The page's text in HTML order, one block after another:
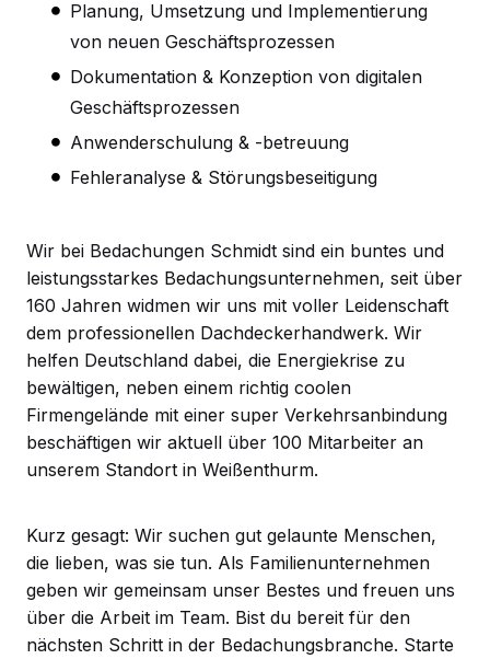
Planung, Umsetzung und Implementierung
von neuen Geschäftsprozessen
Dokumentation & Konzeption von digitalen
Geschäftsprozessen
Anwenderschulung & -betreuung
Fehleranalyse & Störungsbeseitigung
Wir bei Bedachungen Schmidt sind ein buntes und
leistungsstarkes Bedachungsunternehmen, seit über
160 Jahren widmen wir uns mit voller Leidenschaft
dem professionellen Dachdeckerhandwerk. Wir
helfen Deutschland dabei, die Energiekrise zu
bewältigen, neben einem richtig coolen
Firmengelände mit einer super Verkehrsanbindung
beschäftigen wir aktuell über 100 Mitarbeiter an
unserem Standort in Weißenthurm.
Kurz gesagt: Wir suchen gut gelaunte Menschen,
die lieben, was sie tun. Als Familienunternehmen
geben wir gemeinsam unser Bestes und freuen uns
über die Arbeit im Team. Bist du bereit für den
nächsten Schritt in der Bedachungsbranche. Starte